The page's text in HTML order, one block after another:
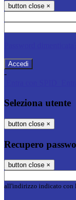
button close ×
-
Seleziona utente
button close ×
Recupero
button close ×
all'indirizzo indicato con